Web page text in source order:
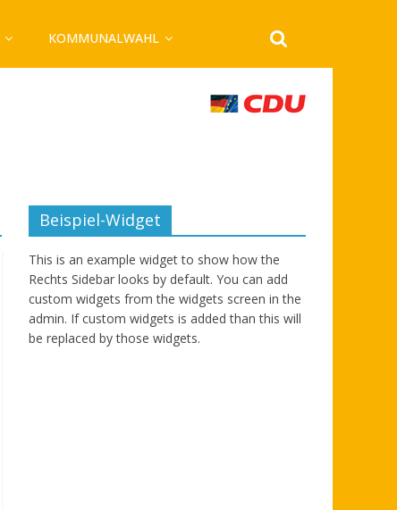
KOMMUNALWAHL
Beispiel-Widget
This is an example widget to show how the
Rechts Sidebar looks by default. You can add
custom widgets from the widgets screen in the
admin. If custom widgets is added than this will
be replaced by those widgets.